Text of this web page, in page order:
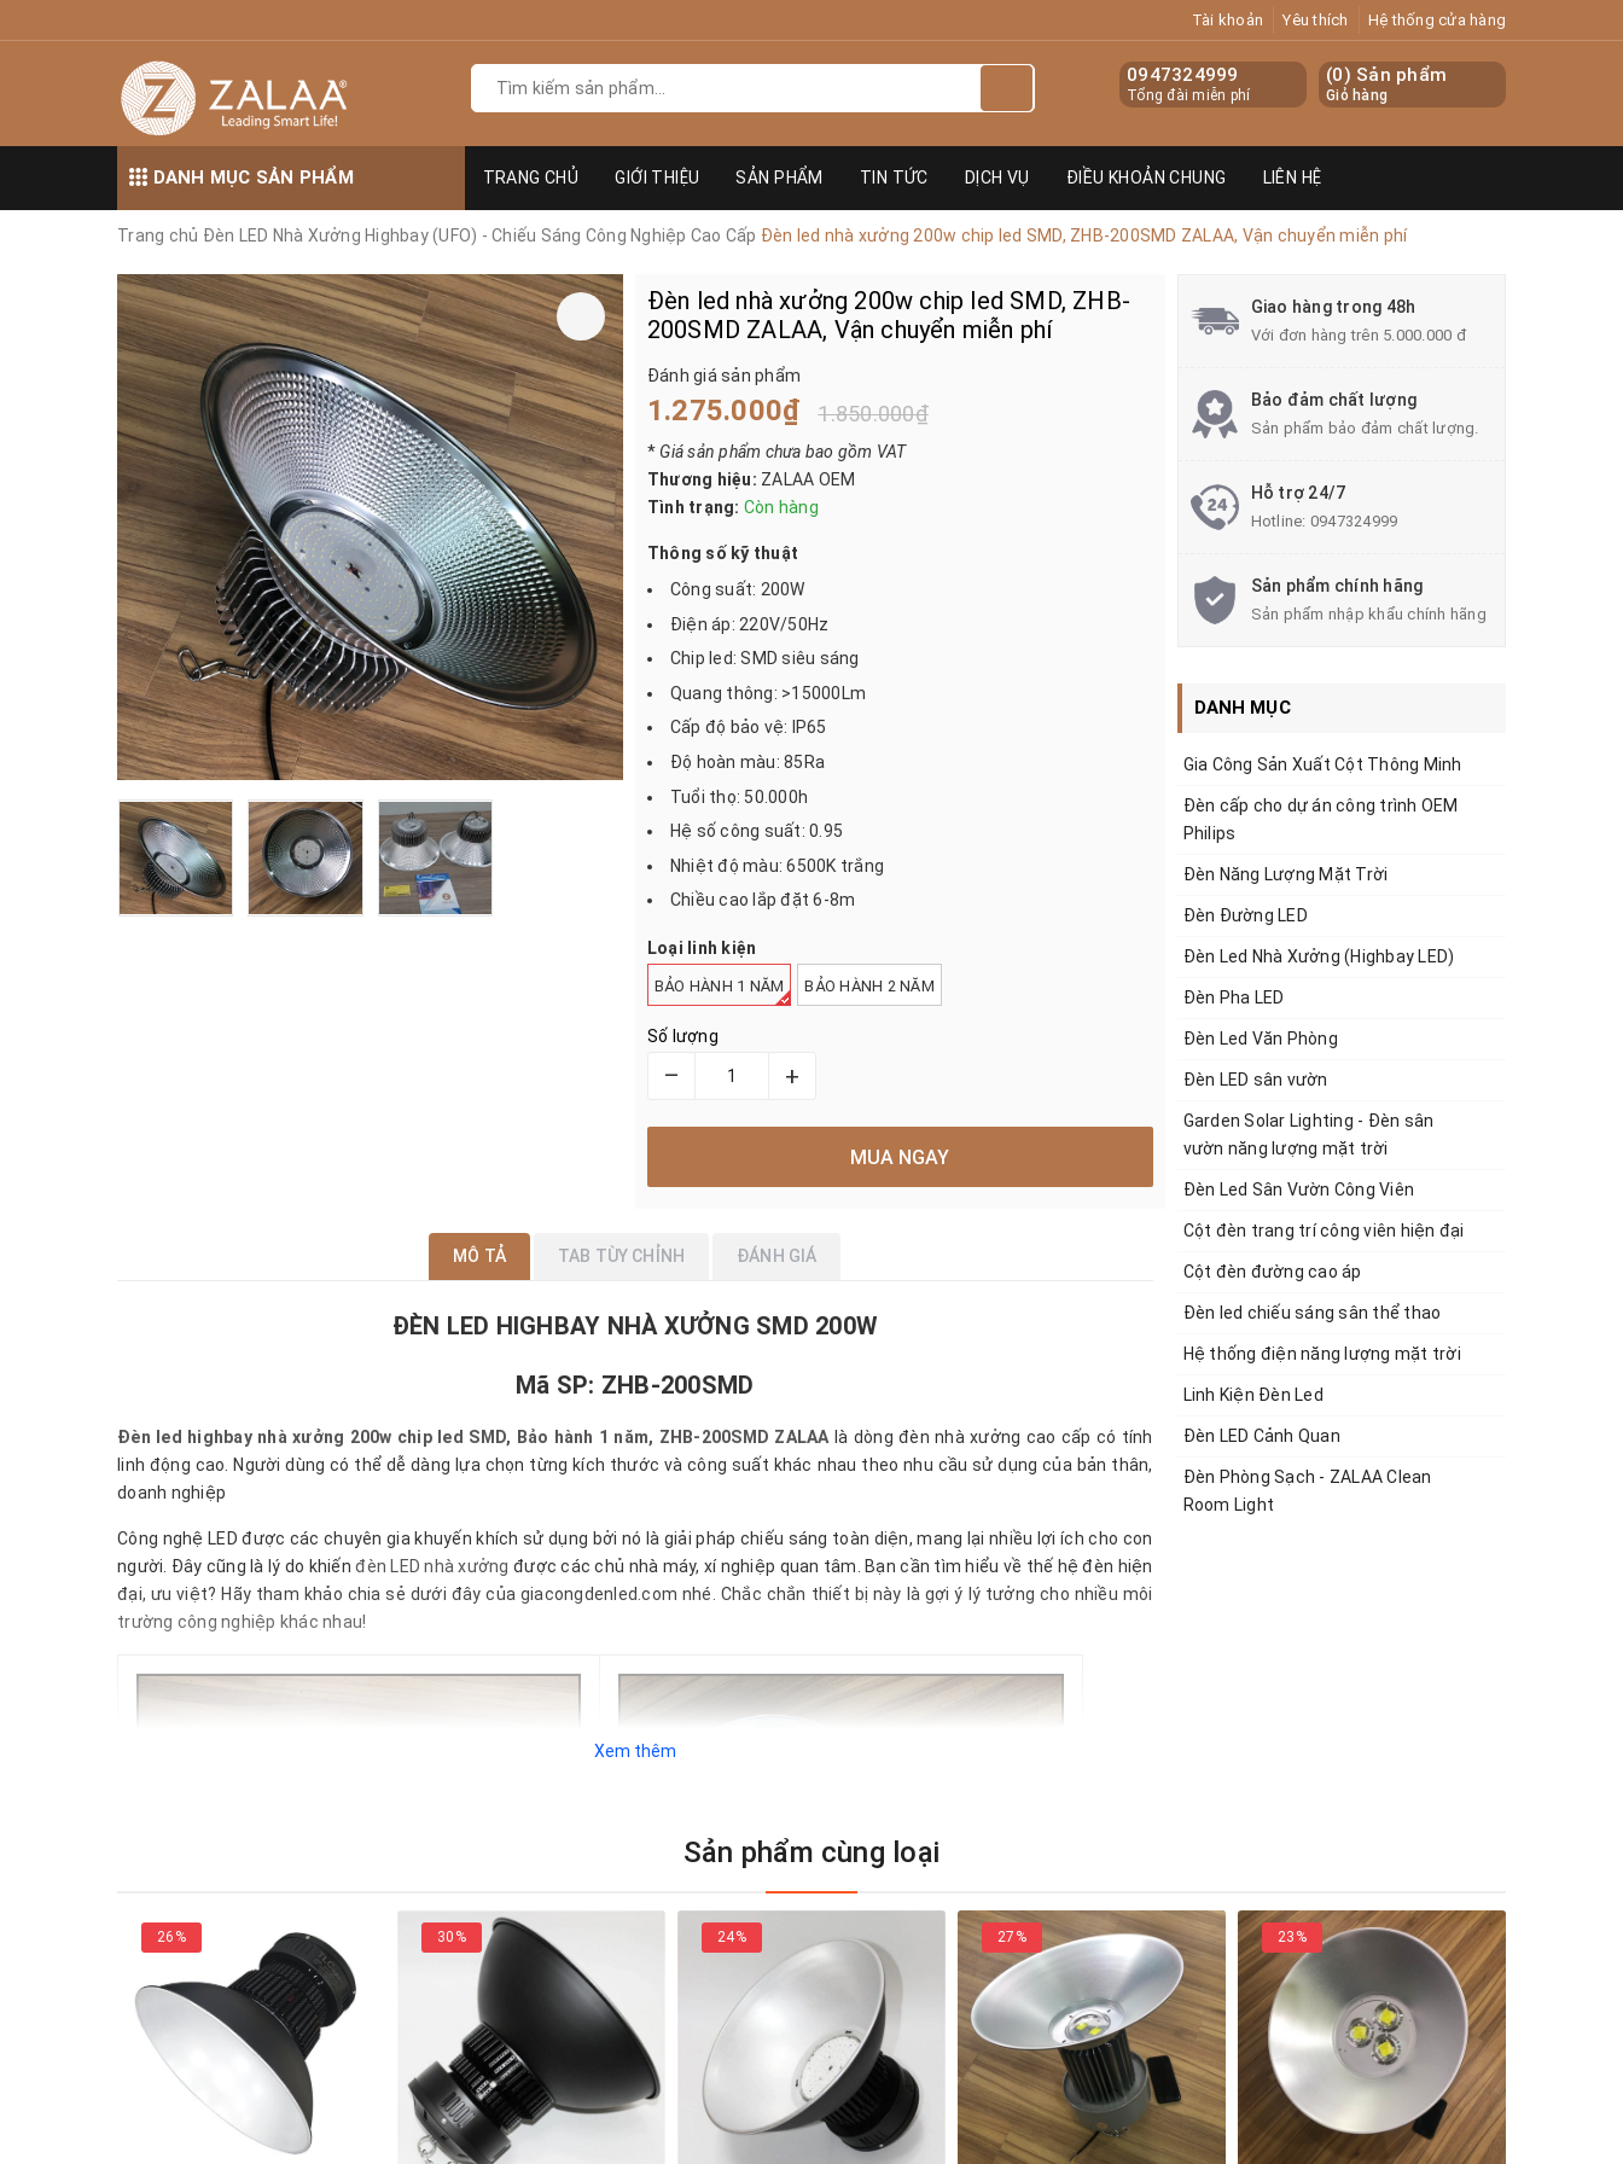
Tài khoản Yêu thích Hệ thống cửa hàng
(0) Sản phẩm
Giỏ hàng
0947324999
Tổng đài miễn phí
DANH MỤC SẢN PHẨM TRANG CHỦ GIỚI THIỆU SẢN PHẨM TIN TỨC DỊCH VỤ ĐIỀU KHOẢN CHUNG LIÊN HỆ
Trang chủ Đèn LED Nhà Xưởng Highbay (UFO) - Chiếu Sáng Công Nghiệp Cao Cấp Đèn led nhà xưởng 200w chip led SMD, ZHB-200SMD ZALAA, Vận chuyển miễn phí
Đèn led nhà xưởng 200w chip led SMD, ZHB-
200SMD ZALAA, Vận chuyển miễn phí
Đánh giá sản phẩm
1.275.000₫ 1.850.000₫
*Giá sản phẩm chưa bao gồm VAT
Thương hiệu: ZALAA OEM
Tình trạng: Còn hàng
Thông số kỹ thuật
Công suất: 200W
Điện áp: 220V/50Hz
Chip led: SMD siêu sáng
Quang thông: >15000Lm
Cấp độ bảo vệ: IP65
Độ hoàn màu: 85Ra
Tuổi thọ: 50.000h
Hệ số công suất: 0.95
Nhiệt độ màu: 6500K trắng
Chiều cao lắp đặt 6-8m
Loại linh kiện
BẢO HÀNH 1 NĂM BẢO HÀNH 2 NĂM
Số lượng
– +
MUA NGAY
MÔ TẢ TAB TÙY CHỈNH ĐÁNH GIÁ
ĐÈN LED HIGHBAY NHÀ XƯỞNG SMD 200W
Mã SP: ZHB-200SMD
Đèn led highbay nhà xưởng 200w chip led SMD, Bảo hành 1 năm, ZHB-200SMD ZALAA là dòng đèn nhà xưởng cao cấp có tính
linh động cao. Người dùng có thể dễ dàng lựa chọn từng kích thước và công suất khác nhau theo nhu cầu sử dụng của bản thân,
doanh nghiệp
Công nghệ LED được các chuyên gia khuyến khích sử dụng bởi nó là giải pháp chiếu sáng toàn diện, mang lại nhiều lợi ích cho con
người. Đây cũng là lý do khiếnđèn LED nhà xưởng được các chủ nhà máy, xí nghiệp quan tâm. Bạn cần tìm hiểu về thế hệ đèn hiện
đại, ưu việt? Hãy tham khảo chia sẻ dưới đây của giacongdenled.com nhé. Chắc chắn thiết bị này là gợi ý lý tưởng cho nhiều môi
trường công nghiệp khác nhau!
Xem thêm
Giao hàng trong 48h
Với đơn hàng trên 5.000.000 đ
Bảo đảm chất lượng
Sản phẩm bảo đảm chất lượng.
Hỗ trợ 24/7
Hotline: 0947324999
Sản phẩm chính hãng
Sản phẩm nhập khẩu chính hãng
DANH MỤC
Gia Công Sản Xuất Cột Thông Minh
Đèn cấp cho dự án công trình OEM
Philips
Đèn Năng Lượng Mặt Trời
Đèn Đường LED
Đèn Led Nhà Xưởng (Highbay LED)
Đèn Pha LED
Đèn Led Văn Phòng
Đèn LED sân vườn
Garden Solar Lighting - Đèn sân
vườn năng lượng mặt trời
Đèn Led Sân Vườn Công Viên
Cột đèn trang trí công viên hiện đại
Cột đèn đường cao áp
Đèn led chiếu sáng sân thể thao
Hệ thống điện năng lượng mặt trời
Linh Kiện Đèn Led
Đèn LED Cảnh Quan
Đèn Phòng Sạch - ZALAA Clean
Room Light
Sản phẩm cùng loại
26% 30% 24% 27% 23%